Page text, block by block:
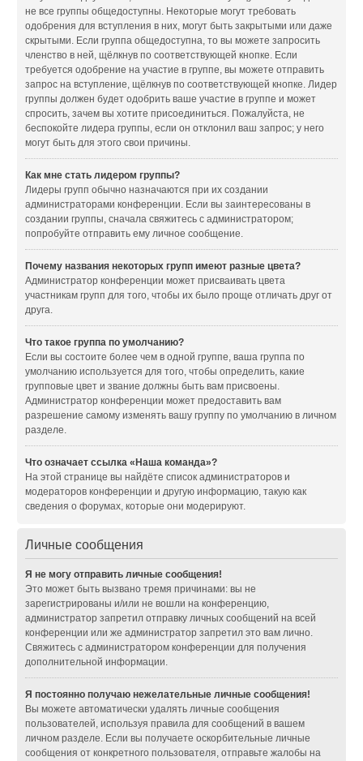
не все группы общедоступны. Некоторые могут требовать
одобрения для вступления в них, могут быть закрытыми или даже
скрытыми. Если группа общедоступна, то вы можете запросить
членство в ней, щёлкнув по соответствующей кнопке. Если
требуется одобрение на участие в группе, вы можете отправить
запрос на вступление, щёлкнув по соответствующей кнопке. Лидер
группы должен будет одобрить ваше участие в группе и может
спросить, зачем вы хотите присоединиться. Пожалуйста, не
беспокойте лидера группы, если он отклонил ваш запрос; у него
могут быть для этого свои причины.
Как мне стать лидером группы?
Лидеры групп обычно назначаются при их создании
администраторами конференции. Если вы заинтересованы в
создании группы, сначала свяжитесь с администратором;
попробуйте отправить ему личное сообщение.
Почему названия некоторых групп имеют разные цвета?
Администратор конференции может присваивать цвета
участникам групп для того, чтобы их было проще отличать друг от
друга.
Что такое группа по умолчанию?
Если вы состоите более чем в одной группе, ваша группа по
умолчанию используется для того, чтобы определить, какие
групповые цвет и звание должны быть вам присвоены.
Администратор конференции может предоставить вам
разрешение самому изменять вашу группу по умолчанию в личном
разделе.
Что означает ссылка «Наша команда»?
На этой странице вы найдёте список администраторов и
модераторов конференции и другую информацию, такую как
сведения о форумах, которые они модерируют.
Личные сообщения
Я не могу отправить личные сообщения!
Это может быть вызвано тремя причинами: вы не
зарегистрированы и/или не вошли на конференцию,
администратор запретил отправку личных сообщений на всей
конференции или же администратор запретил это вам лично.
Свяжитесь с администратором конференции для получения
дополнительной информации.
Я постоянно получаю нежелательные личные сообщения!
Вы можете автоматически удалять личные сообщения
пользователей, используя правила для сообщений в вашем
личном разделе. Если вы получаете оскорбительные личные
сообщения от конкретного пользователя, отправьте жалобы на